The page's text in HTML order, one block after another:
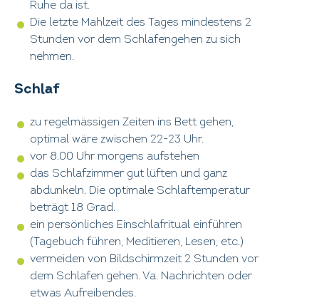
Ruhe da ist.
Die letzte Mahlzeit des Tages mindestens 2
Stunden vor dem Schlafengehen zu sich
nehmen.
Schlaf
zu regelmässigen Zeiten ins Bett gehen,
optimal wäre zwischen 22-23 Uhr.
vor 8.00 Uhr morgens aufstehen
das Schlafzimmer gut lüften und ganz
abdunkeln. Die optimale Schlaftemperatur
beträgt 18 Grad.
ein persönliches Einschlafritual einführen
(Tagebuch führen, Meditieren, Lesen, etc.)
vermeiden von Bildschirmzeit 2 Stunden vor
dem Schlafen gehen. Va. Nachrichten oder
etwas Aufreibendes.